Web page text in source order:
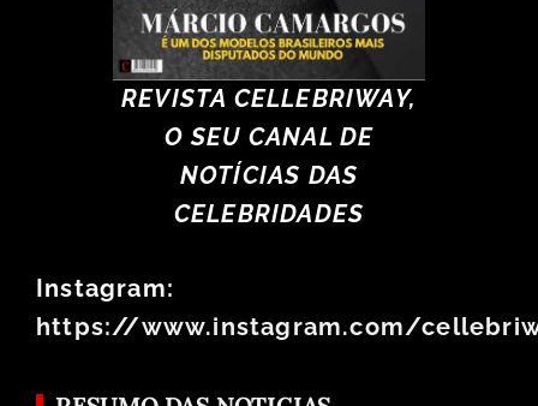
REVISTA CELLEBRIWAY,
O SEU CANAL DE
NOTÍCIAS DAS
CELEBRIDADES
Instagram:
https://www.instagram.com/